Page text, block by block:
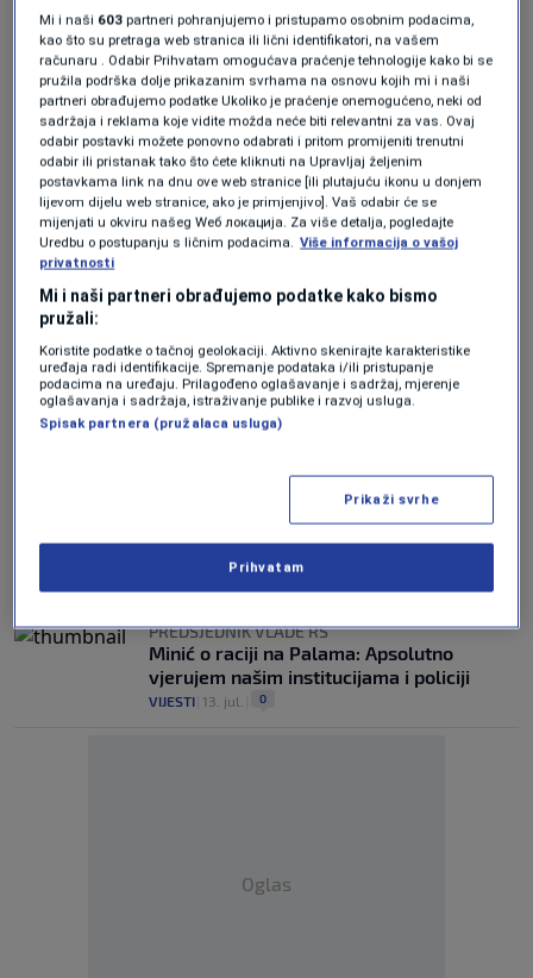
Oglas
NAČELNIK GSS-A RS POJASNIO
Ikonić: Elbrus je planina koja se za kratko
nemoguće preživjeti
SLUČAJ PRIJAVLJEN POLICIJI
U Hercegovini uz cestu pronađene uginule
i žive kokoši
VIJESTI 0
Hercegovinu opustošilo nevrijeme, šteta
milionska: Uništeni usjevi i kuće, najviše
nastradalo selo Bratača
PREDSJEDNIK VLADE RS
Minić o raciji na Palama: Apsolutno
vjerujem našim institucijama i policiji
VIJESTI 13. jul. 0
Oglas
Mi i naši 603 partneri pohranjujemo i pristupamo osobnim podacima,
kao što su pretraga web stranica ili lični identifikatori, na vašem
računaru . Odabir Prihvatam omogućava praćenje tehnologije kako bi se
pružila podrška dolje prikazanim svrhama na osnovu kojih mi i naši
partneri obrađujemo podatke Ukoliko je praćenje onemogućeno, neki od
sadržaja i reklama koje vidite možda neće biti relevantni za vas. Ovaj
odabir postavki možete ponovno odabrati i pritom promijeniti trenutni
odabir ili pristanak tako što ćete kliknuti na Upravljaj željenim
postavkama link na dnu ove web stranice [ili plutajuću ikonu u donjem
lijevom dijelu web stranice, ako je primjenjivo]. Vaš odabir će se
mijenjati u okviru našeg Wеб локација. Za više detalja, pogledajte
Uredbu o postupanju s ličnim podacima. Više informacija o vašoj
privatnosti
Mi i naši partneri obrađujemo podatke kako bismo
pružali:
Koristite podatke o tačnoj geolokaciji. Aktivno skenirajte karakteristike
uređaja radi identifikacije. Spremanje podataka i/ili pristupanje
podacima na uređaju. Prilagođeno oglašavanje i sadržaj, mjerenje
oglašavanja i sadržaja, istraživanje publike i razvoj usluga.
Spisak partnera (pružalaca usluga)
Prikaži svrhe
Prihvatam